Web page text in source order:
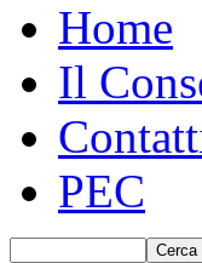
Home
Il
PEC